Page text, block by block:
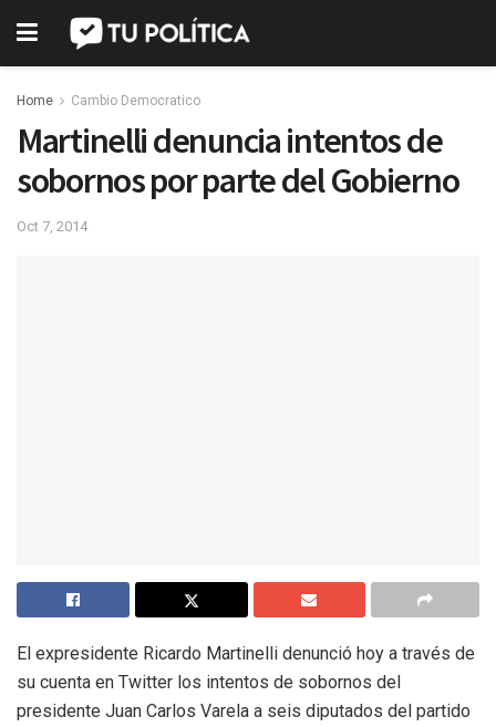
Home Cambio Democratico
Martinelli denuncia intentos de
sobornos por parte del Gobierno
Oct 7, 2014
El expresidente Ricardo Martinelli denunció hoy a través de
su cuenta en Twitter los intentos de sobornos del
presidente Juan Carlos Varela a seis diputados del partido